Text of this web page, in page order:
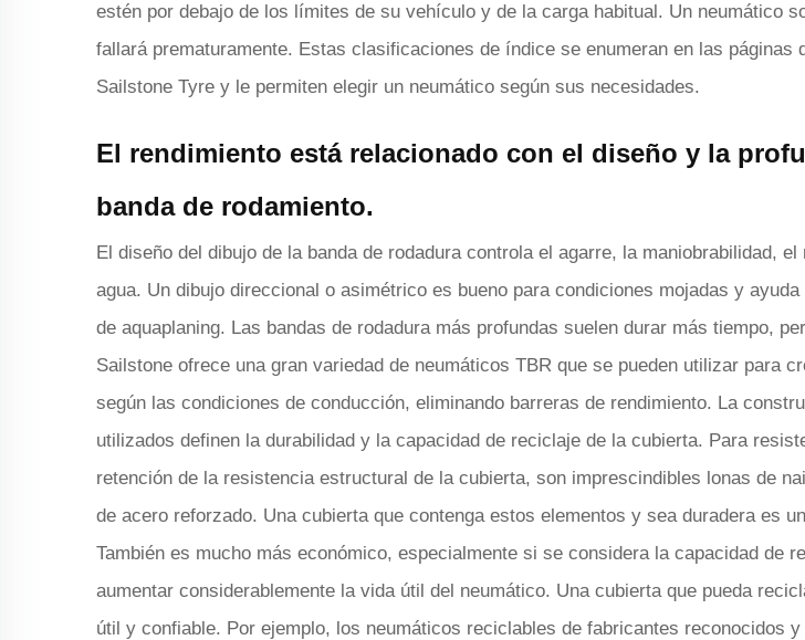
estén por debajo de los límites de su vehículo y de la carga habitual. Un neumático
fallará prematuramente. Estas clasificaciones de índice se enumeran en las páginas
Sailstone Tyre y le permiten elegir un neumático según sus necesidades.
El rendimiento está relacionado con el diseño y la
banda de rodamiento.
El diseño del dibujo de la banda de rodadura controla el agarre, la maniobrabilidad,
agua. Un dibujo direccional o asimétrico es bueno para condiciones mojadas y
de aquaplaning. Las bandas de rodadura más profundas suelen durar más tiempo,
Sailstone ofrece una gran variedad de neumáticos TBR que se pueden utilizar para
según las condiciones de conducción, eliminando barreras de rendimiento. La
utilizados definen la durabilidad y la capacidad de reciclaje de la cubierta. Para
retención de la resistencia estructural de la cubierta, son imprescindibles lonas de
de acero reforzado. Una cubierta que contenga estos elementos y sea duradera es
También es mucho más económico, especialmente si se considera la capacidad de
aumentar considerablemente la vida útil del neumático. Una cubierta que pueda
útil y confiable. Por ejemplo, los neumáticos reciclables de fabricantes reconocidos